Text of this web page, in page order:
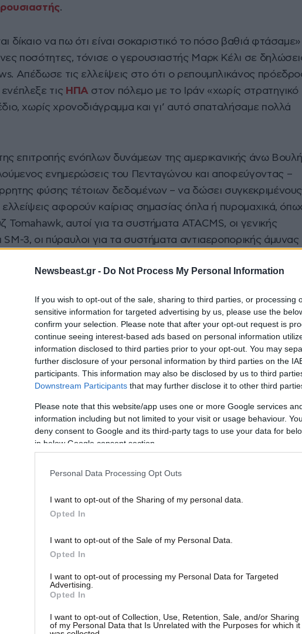
Newsbeast.gr - Do Not Process My Personal Information
If you wish to opt-out of the sale, sharing to third parties, or processing
sensitive information for targeted advertising by us, please use the
confirm your selection. Please note that after your opt-out request is
continue seeing interest-based ads based on personal information
information disclosed to third parties prior to your opt-out. You may
further disclosure of your personal information by third parties on the
participants. This information may also be disclosed by us to third
Downstream Participants that may further disclose it to other third
Please note that this website/app uses one or more Google services
information including but not limited to your visit or usage behaviour.
deny consent to Google and its third-party tags to use your data for
in below Google consent section.
Personal Data Processing Opt Outs
I want to opt-out of the Sharing of my personal data.
Opted In
I want to opt-out of the Sale of my Personal Data.
Opted In
I want to opt-out of processing my Personal Data for Targeted
Advertising.
Opted In
I want to opt-out of Collection, Use, Retention, Sale, and/or Sharing
of my Personal Data that Is Unrelated with the Purposes for which it
.
δίκαιο να πω ότι είναι σοκαριστικό το πόσο βαθιά φτάσαμε»
ποσότητες, τόνισε ο γερουσιαστής Μαρκ Κέλι σε
Απέδωσε τις ελλείψεις στο ότι ο ρεπουμπλικάνος
τις ΗΠΑ στον πόλεμο με το Ιράν «χωρίς στρατηγικό
χωρίς χρονοδιάγραμμα και γι’ αυτό σπαταλήσαμε πολλά
επιτροπής ενόπλων δυνάμεων της αμερικανικής άνω
ενημερώσεις του Πενταγώνου και αποφεύγοντας –
φύσης τέτοιων δεδομένων – να δώσει συγκεκριμένους
αφορούν καίριας σημασίας όπλα ή πυρομαχικά,
Tomahawk, αυτοί για τα συστήματα ATACMS, οι γενικής
3, οι πύραυλοι για τα συστήματα αντιαεροπορικής άμυνας
προειδοποίησε πως οι ΗΠΑ δεν θα ήταν σε θέση να
παρατεταμένου πολέμου,
ότι «βρισκόμαστε σε
ό,τι θα ήμασταν αν δεν διεξαγόταν ο πόλεμος στο Ιράν».